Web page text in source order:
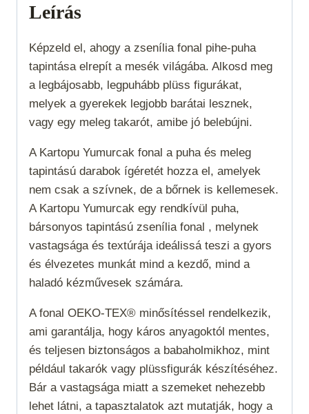
Leírás
Képzeld el, ahogy a zsenília fonal pihe-puha
tapintása elrepít a mesék világába. Alkosd meg
a legbájosabb, legpuhább plüss figurákat,
melyek a gyerekek legjobb barátai lesznek,
vagy egy meleg takarót, amibe jó belebújni.
A Kartopu Yumurcak fonal a puha és meleg
tapintású darabok ígéretét hozza el, amelyek
nem csak a szívnek, de a bőrnek is kellemesek.
A Kartopu Yumurcak egy rendkívül puha,
bársonyos tapintású zsenília fonal , melynek
vastagsága és textúrája ideálissá teszi a gyors
és élvezetes munkát mind a kezdő, mind a
haladó kézművesek számára.
A fonal OEKO-TEX® minősítéssel rendelkezik,
ami garantálja, hogy káros anyagoktól mentes,
és teljesen biztonságos a babaholmikhoz, mint
például takarók vagy plüssfigurák készítéséhez.
Bár a vastagsága miatt a szemeket nehezebb
lehet látni, a tapasztalatok azt mutatják, hogy a